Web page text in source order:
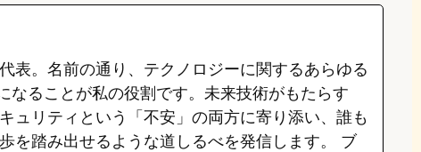
表。名前の通り、テクノロジーに関するあらゆる
なることが私の役割です。未来技術がもたらす
ュリティという「不安」の両方に寄り添い、誰も
を踏み出せるような道しるべを発信します。 ブ